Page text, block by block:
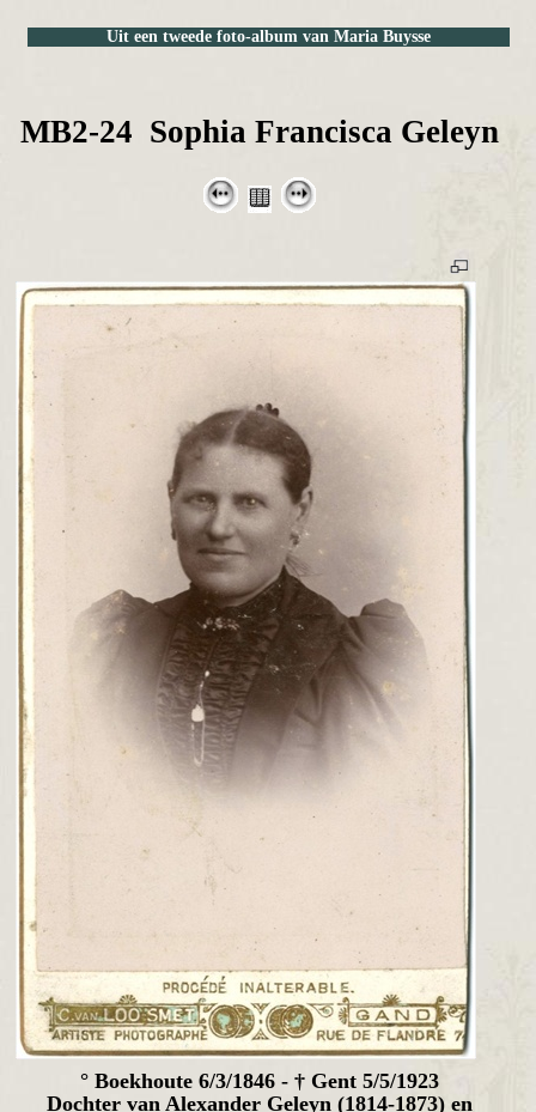
Uit een tweede foto-album van Maria Buysse
MB2-24 Sophia Francisca Geleyn
° Boekhoute 6/3/1846 - † Gent 5/5/1923
Dochter van Alexander Geleyn (1814-1873) en